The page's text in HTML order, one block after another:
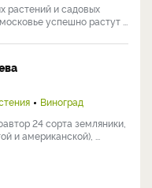
растений и садовых
успешно растут ...
Виноград
24 сорта земляники,
и американской), ...